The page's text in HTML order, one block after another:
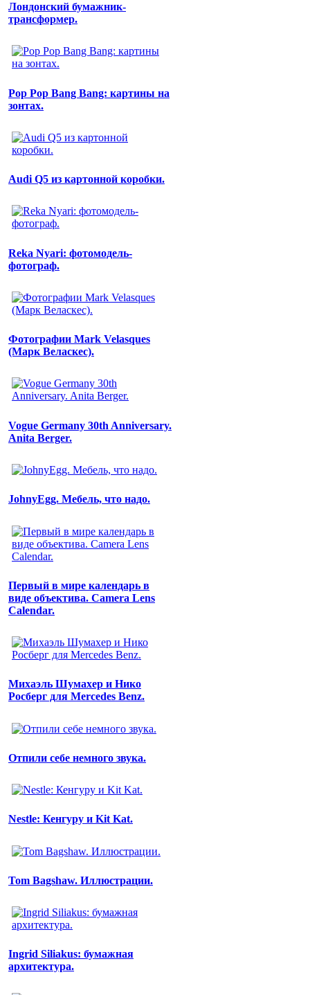
Лондонский бумажник-
трансформер.
Pop Pop Bang Bang: картины на
зонтах.
Audi Q5 из картонной коробки.
Reka Nyari: фотомодель-
фотограф.
Фотографии Mark Velasques
(Марк Веласкес).
Vogue Germany 30th Anniversary.
Anita Berger.
JohnyEgg. Мебель, что надо.
Первый в мире календарь в
виде объектива. Camera Lens
Calendar.
Михаэль Шумахер и Нико
Росберг для Mercedes Benz.
Отпили себе немного звука.
Nestle: Кенгуру и Kit Kat.
Tom Bagshaw. Иллюстрации.
Ingrid Siliakus: бумажная
архитектура.